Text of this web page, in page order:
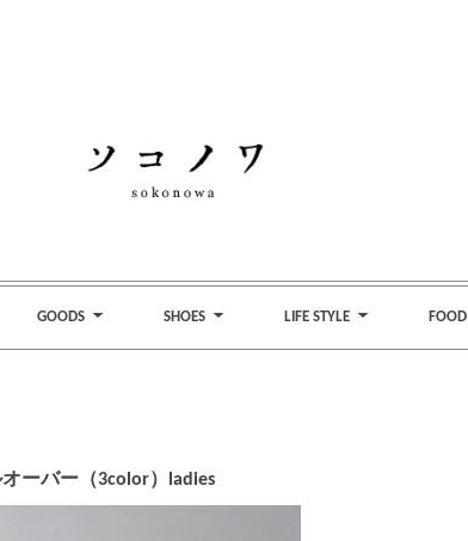
GOODS SHOES LIFE STYLE FOOD
ーバー（3color）ladies